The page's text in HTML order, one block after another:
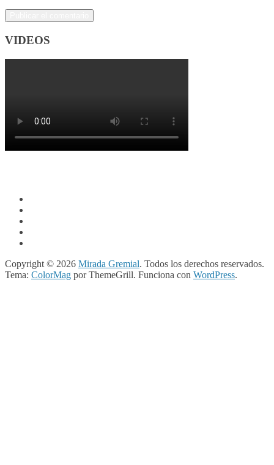
VIDEOS
Copyright © 2026 Mirada Gremial. Todos los derechos reservados.
Tema: ColorMag por ThemeGrill. Funciona con WordPress.